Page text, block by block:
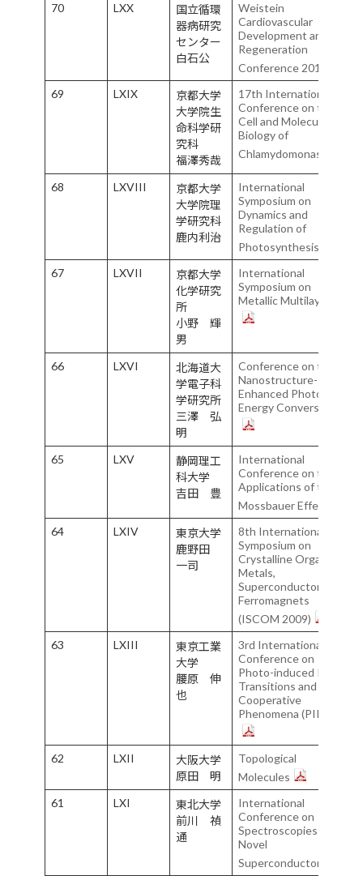
70 LXX
国立循環
器病研究
センター
白石公
Weistein
Cardiovascular
Development and
Regeneration
Conference 2018
69 LXIX
京都大学
大学院生
命科学研
究科
福澤秀哉
17th International
Conference on the
Cell and Molecular
Biology of
Chlamydomonas
68 LXVIII
京都大学
大学院理
学研究科
鹿内利治
International
Symposium on
Dynamics and
Regulation of
Photosynthesis
67 LXVII
京都大学
化学研究
所
小野 輝
男
International
Symposium on
Metallic Multilayers
66 LXVI
北海道大
学電子科
学研究所
三澤 弘
明
Conference on the
Nanostructure-
Enhanced Photo-
Energy Conversion
65 LXV
静岡理工
科大学
吉田 豊
International
Conference on the
Applications of the
Mossbauer Effect
64 LXIV
東京大学
鹿野田
一司
8th International
Symposium on
Crystalline Organic
Metals,
Superconductors and
Ferromagnets
(ISCOM 2009)
63 LXIII
東京工業
大学
腰原 伸
也
3rd International
Conference on
Photo-induced Phase
Transitions and
Cooperative
Phenomena (PIPT3)
62 LXII
大阪大学
原田 明
Topological
Molecules
61 LXI
東北大学
前川 禎
通
International
Conference on
Spectroscopies in
Novel
Superconductors